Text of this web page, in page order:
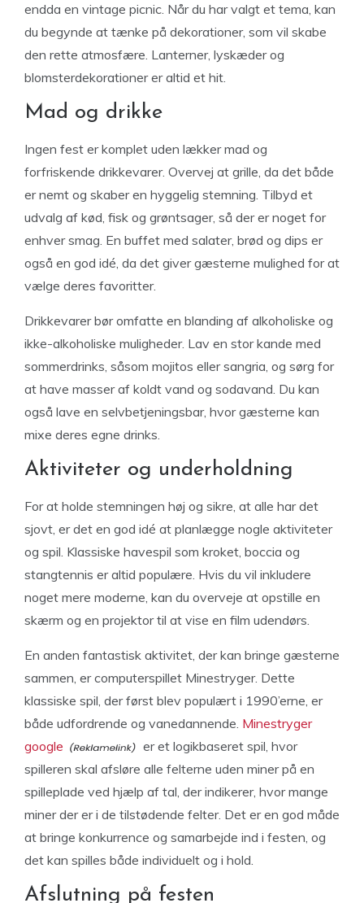
endda en vintage picnic. Når du har valgt et tema, kan
du begynde at tænke på dekorationer, som vil skabe
den rette atmosfære. Lanterner, lyskæder og
blomsterdekorationer er altid et hit.
Mad og drikke
Ingen fest er komplet uden lækker mad og
forfriskende drikkevarer. Overvej at grille, da det både
er nemt og skaber en hyggelig stemning. Tilbyd et
udvalg af kød, fisk og grøntsager, så der er noget for
enhver smag. En buffet med salater, brød og dips er
også en god idé, da det giver gæsterne mulighed for at
vælge deres favoritter.
Drikkevarer bør omfatte en blanding af alkoholiske og
ikke-alkoholiske muligheder. Lav en stor kande med
sommerdrinks, såsom mojitos eller sangria, og sørg for
at have masser af koldt vand og sodavand. Du kan
også lave en selvbetjeningsbar, hvor gæsterne kan
mixe deres egne drinks.
Aktiviteter og underholdning
For at holde stemningen høj og sikre, at alle har det
sjovt, er det en god idé at planlægge nogle aktiviteter
og spil. Klassiske havespil som kroket, boccia og
stangtennis er altid populære. Hvis du vil inkludere
noget mere moderne, kan du overveje at opstille en
skærm og en projektor til at vise en film udendørs.
En anden fantastisk aktivitet, der kan bringe gæsterne
sammen, er computerspillet Minestryger. Dette
klassiske spil, der først blev populært i 1990’erne, er
både udfordrende og vanedannende. Minestryger
google
er et logikbaseret spil, hvor
spilleren skal afsløre alle felterne uden miner på en
spilleplade ved hjælp af tal, der indikerer, hvor mange
miner der er i de tilstødende felter. Det er en god måde
at bringe konkurrence og samarbejde ind i festen, og
det kan spilles både individuelt og i hold.
Afslutning på festen